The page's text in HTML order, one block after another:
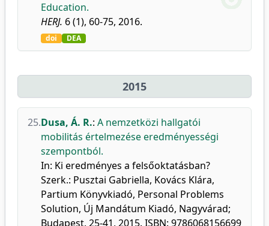
Education.
HERJ. 6 (1), 60-75, 2016.
doi DEA
2015
25.Dusa, Á. R.: A nemzetközi hallgatói
mobilitás értelmezése eredményességi
szempontból.
In: Ki eredményes a felsőoktatásban?
Szerk.: Pusztai Gabriella, Kovács Klára,
Partium Könyvkiadó, Personal Problems
Solution, Új Mandátum Kiadó, Nagyvárad;
Budapest, 25-41, 2015. ISBN: 9786068156699